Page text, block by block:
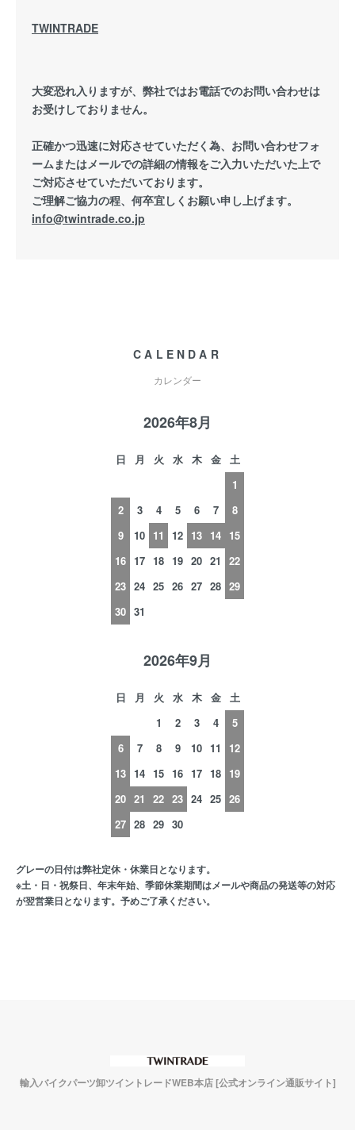
TWINTRADE
大変恐れ入りますが、弊社ではお電話でのお問い合わせは
お受けしておりません。
正確かつ迅速に対応させていただく為、お問い合わせフォ
ームまたはメールでの詳細の情報をご入力いただいた上で
ご対応させていただいております。
ご理解ご協力の程、何卒宜しくお願い申し上げます。
info@twintrade.co.jp
CALENDAR
カレンダー
2026年8月
日 月 火 水 木 金
土
1
2
3 4 5 6 7
8
9
10 11 12 13 14 15
16 17 18 19 20 21
22
23 24 25 26 27 28 29
30 31
2026年9月
日 月 火 水 木 金
土
1
2 3 4
5
6
7 8 9 10 11
12
13 14 15 16 17 18 19
20 21 22 23 24 25 26
27 28 29 30
グレーの日付は弊社定休・休業日となります。
※土・日・祝祭日、年末年始、季節休業期間はメールや商品の発送等の対応
が翌営業日となります。予めご了承ください。
輸入バイクパーツ卸ツイントレードWEB本店 [公式オンライン通販サイト]